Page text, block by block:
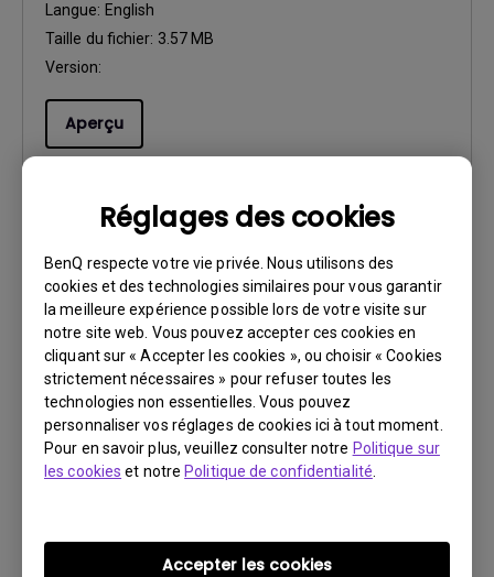
Réglages des cookies
BenQ respecte votre vie privée. Nous utilisons des
cookies et des technologies similaires pour vous garantir
la meilleure expérience possible lors de votre visite sur
notre site web. Vous pouvez accepter ces cookies en
cliquant sur « Accepter les cookies », ou choisir « Cookies
strictement nécessaires » pour refuser toutes les
technologies non essentielles. Vous pouvez
personnaliser vos réglages de cookies ici à tout moment.
Pour en savoir plus, veuillez consulter notre Politique sur
les cookies et notre Politique de confidentialité
Accepter les cookies
Langue: English
Taille du fichier: 3.57 MB
Version:
Aperçu
Manuel d’utilisation
Installation Guide
Mise à jour:2017/10/17
Langue:English
Version:
Aperçu